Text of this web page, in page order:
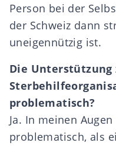
Person bei der
der Schweiz dann
uneigennützig ist.
Die Unterstützung
problematisch?
Ja. In meinen
problematisch, als